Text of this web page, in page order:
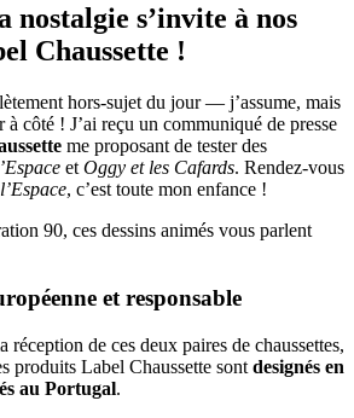
nostalgie s’invite à nos
Chaussette !
hors-sujet du jour — j’assume, mais
à côté ! J’ai reçu un communiqué de presse
me proposant de tester des
et Oggy et les Cafards. Rendez-vous
, c’est toute mon enfance !
90, ces dessins animés vous parlent
et responsable
de ces deux paires de chaussettes,
produits Label Chaussette sont designés en
au Portugal.